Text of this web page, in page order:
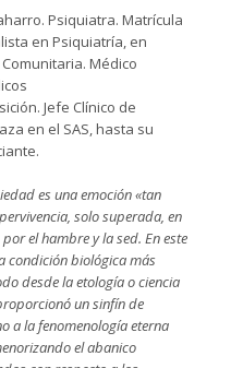
Psiquiatra. Matrícula
en Psiquiatría, en
Médico
Jefe Clínico de
en el SAS, hasta su
es una emoción «tan
solo superada, en
el hambre y la sed. En este
condición biológica más
desde la etología o ciencia
un sinfín de
a la fenomenología eterna
el abanico